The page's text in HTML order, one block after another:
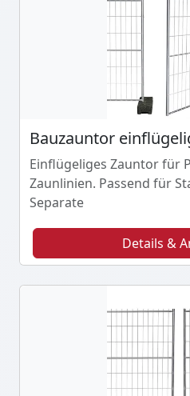
Bauzauntor
Einflügeliges Zauntor für
Zaunlinien. Passend für
Separate
Details &